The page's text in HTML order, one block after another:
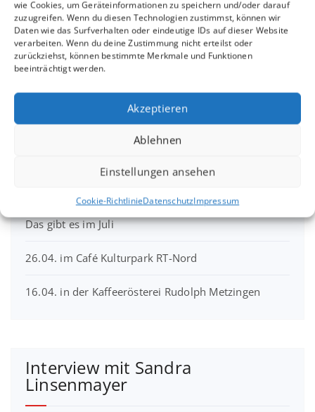
wie Cookies, um Geräteinformationen zu speichern und/oder darauf
zuzugreifen. Wenn du diesen Technologien zustimmst, können wir
Daten wie das Surfverhalten oder eindeutige IDs auf dieser Website
verarbeiten. Wenn du deine Zustimmung nicht erteilst oder
zurückziehst, können bestimmte Merkmale und Funktionen
beeinträchtigt werden.
Akzeptieren
Ablehnen
Einstellungen ansehen
Cookie-RichtlinieDatenschutzImpressum
Termine | Infos
Pressekritik zu den neuen SaHaRa Songs:
30.7. SaHaRa im Jesinger Hof mit Gast
Das gibt es im Juli
26.04. im Café Kulturpark RT-Nord
16.04. in der Kaffeerösterei Rudolph Metzingen
Interview mit Sandra
Linsenmayer